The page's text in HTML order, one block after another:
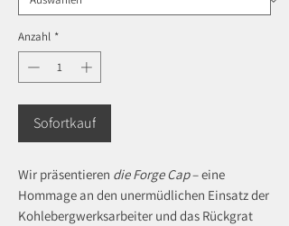
Anzahl *
Sofortkauf
Wir präsentieren die Forge Cap– eine
Hommage an den unermüdlichen Einsatz der
Kohlebergwerksarbeiter und das Rückgrat